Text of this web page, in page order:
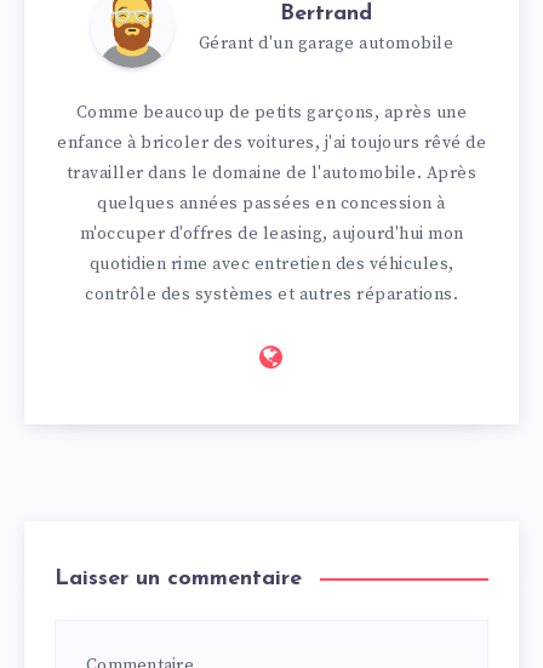
Bertrand
Gérant d'un garage automobile
Comme beaucoup de petits garçons, après une
enfance à bricoler des voitures, j'ai toujours rêvé de
travailler dans le domaine de l'automobile. Après
quelques années passées en concession à
m'occuper d'offres de leasing, aujourd'hui mon
quotidien rime avec entretien des véhicules,
contrôle des systèmes et autres réparations.
Laisser un commentaire